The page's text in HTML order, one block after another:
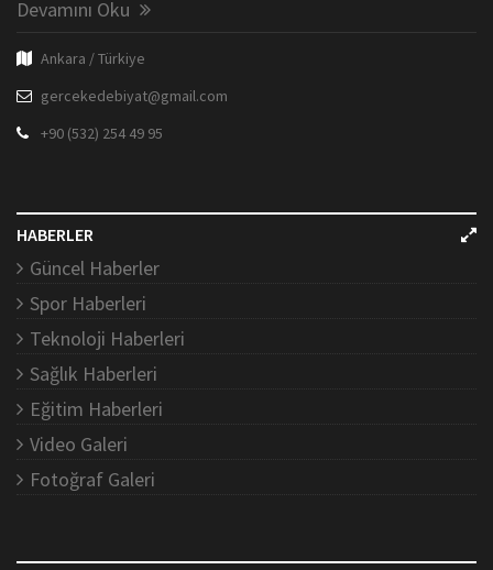
Devamını Oku
Ankara / Türkiye
gercekedebiyat@gmail.com
+90 (532) 254 49 95
HABERLER
Güncel Haberler
Spor Haberleri
Teknoloji Haberleri
Sağlık Haberleri
Eğitim Haberleri
Video Galeri
Fotoğraf Galeri